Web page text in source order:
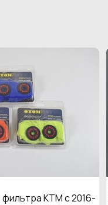
KTM с 2016-